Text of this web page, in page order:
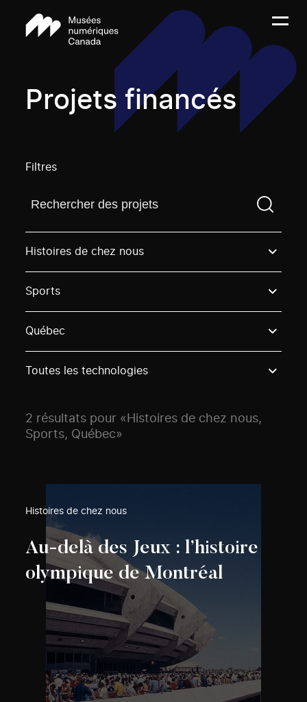
Projets financés
Filtres
Trouvez un projetVous devez saisir un terme de
Histoires de chez nous
Sports
Québec
Toutes les technologies
2 résultats pour «Histoires de chez nous,
Sports, Québec»
Histoires de chez nous
Au-delà des Jeux : l’histoire
olympique de Montréal